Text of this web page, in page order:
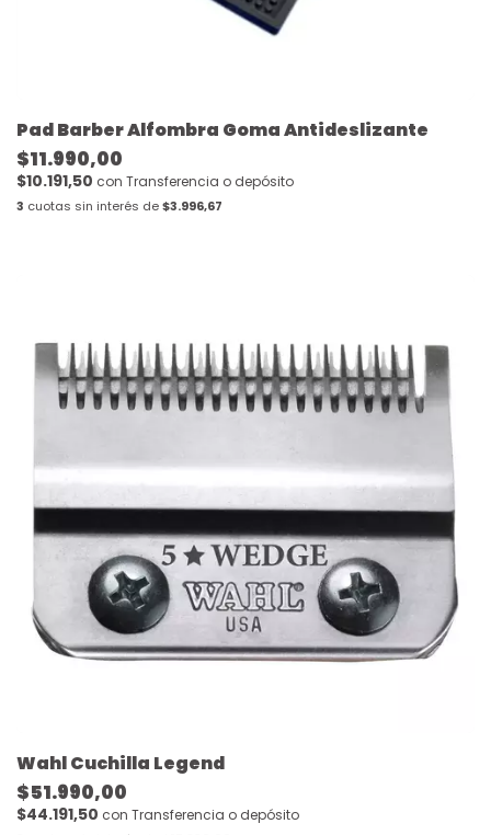
Pad Barber Alfombra Goma Antideslizante
$11.990,00
$10.191,50 con Transferencia o depósito
3 cuotas sin interés de$3.996,67
Wahl Cuchilla Legend
$51.990,00
$44.191,50 con Transferencia o depósito